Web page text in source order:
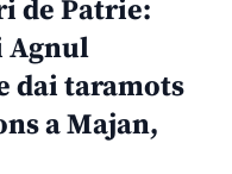
de Patrie:
Agnul
dai taramots
a Majan,